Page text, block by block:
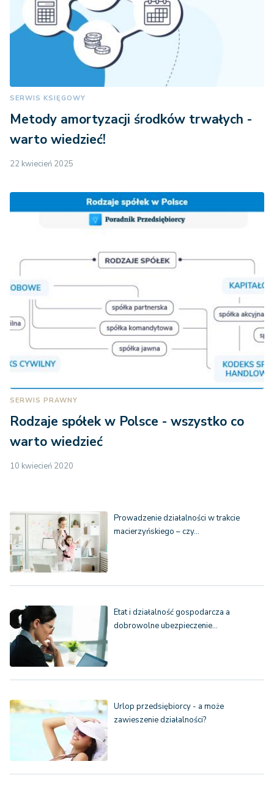
SERWIS KSIĘGOWY
Metody amortyzacji środków trwałych -
warto wiedzieć!
22 kwiecień 2025
SERWIS PRAWNY
Rodzaje spółek w Polsce - wszystko co
warto wiedzieć
10 kwiecień 2020
Prowadzenie działalności w trakcie
macierzyńskiego – czy…
Etat i działalność gospodarcza a
dobrowolne ubezpieczenie…
Urlop przedsiębiorcy - a może
zawieszenie działalności?